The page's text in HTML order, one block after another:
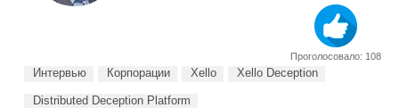
Проголосовало: 108
Интервью Корпорации Xello Xello Deception
Distributed Deception Platform